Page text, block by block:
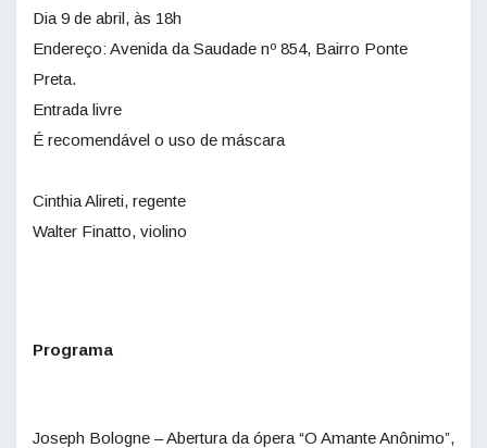
Dia 9 de abril, às 18h
Endereço: Avenida da Saudade nº 854, Bairro Ponte
Preta.
Entrada livre
É recomendável o uso de máscara
Cinthia Alireti, regente
Walter Finatto, violino
Programa
Joseph Bologne – Abertura da ópera “O Amante Anônimo”,